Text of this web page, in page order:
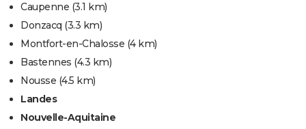
Caupenne (3.1 km)
Donzacq (3.3 km)
Montfort-en-Chalosse (4 km)
Bastennes (4.3 km)
Nousse (4.5 km)
Landes
Nouvelle-Aquitaine